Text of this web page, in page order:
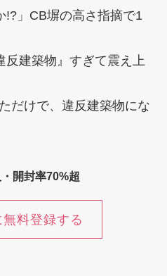
!?」CB塀の高さ指摘で1
反建築物』すぎて震え上
だけで、違反建築物にな
開封率70%超
無料登録する